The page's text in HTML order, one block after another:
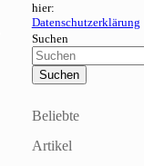
hier:
Datenschutzerklärung
Suchen
Beliebte
Artikel